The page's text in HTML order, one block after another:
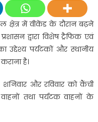
भवाली/
भीमताल
क्षेत्रान्तर्गत
प्रत्येक
वीकेंड
यातायात
एवं
क्षेत्र में वीकेंड के दौरान बढ़ने
द्वारा विशेष ट्रैफिक एवं
उद्देश्य पर्यटकों और स्थानीय
है।
शनिवार और रविवार को कैंची
तथा पर्यटक वाहनों के